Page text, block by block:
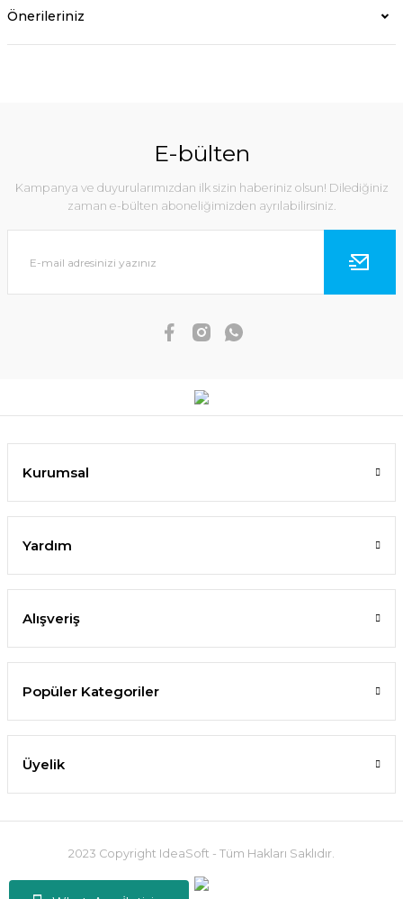
Önerileriniz
E-bülten
Kampanya ve duyurularımızdan ilk sizin haberiniz olsun! Dilediğiniz
zaman e-bülten aboneliğimizden ayrılabilirsiniz.
Kurumsal
Yardım
Alışveriş
Popüler Kategoriler
Üyelik
2023 Copyright IdeaSoft - Tüm Hakları Saklıdır.